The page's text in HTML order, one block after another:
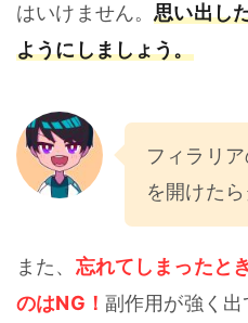
はいけません。思い出し
ようにしましょう。
フィラリ
を開けたら
また、 忘れてしまったと
のはNG！ 副作用が強く